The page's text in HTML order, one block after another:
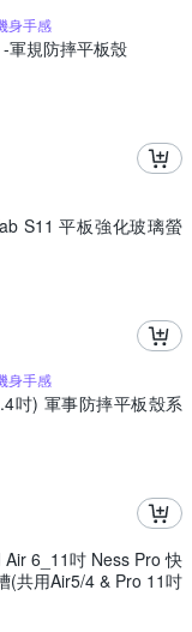
身手感
-軍規防摔平板殼
S11 平板強化玻璃螢
身手感
吋) 軍事防摔平板殼系
6_11吋 Ness Pro 快
(共用Air5/4 & Pro 11吋